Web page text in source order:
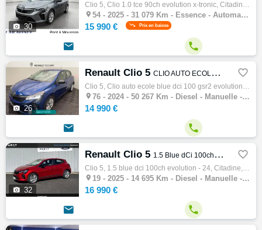
 30
Clio 5, Clio 1.0 tce 90ch evolution x-tronic, Citadine, 04/2025, 91ch, 5cv, 31079 km, 5 portes, 5 places, Clim. manuelle, Essence, Boite de…
 54 - 2025 - 31 079 Km - Essence - Automatique - Citadine
15 990 € Prix en baisse
 
 26
Renault Clio 5 CLIO AUTO ECOLE BLUE DCI 100 GSR2 EVOLUTION 
Clio 5, Clio auto ecole blue dci 100 gsr2 evolution, Citadine, 11/2024, 100ch, 5cv, 50267 km, 5 portes, 5 places, Diesel, Boite de vitesse …
 76 - 2024 - 50 267 Km - Diesel - Manuelle - Citadine
14 990 €
 
 32
Renault Clio 5 1.5 Blue dCi 100ch Evolution - 24 
Clio 5, 1.5 blue dci 100ch evolution - 24, Citadine, 05/2025, 100ch, 5cv, 14695 km, 5 portes, 5 places, Clim. manuelle, Diesel, Boite de vi…
 19 - 2025 - 14 695 Km - Diesel - Manuelle - Citadine
16 990 €
 